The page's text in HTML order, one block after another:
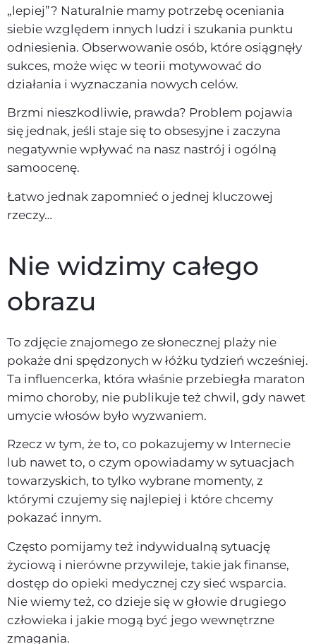
„lepiej”? Naturalnie mamy potrzebę oceniania
siebie względem innych ludzi i szukania punktu
odniesienia. Obserwowanie osób, które osiągnęły
sukces, może więc w teorii motywować do
działania i wyznaczania nowych celów.
Brzmi nieszkodliwie, prawda? Problem pojawia
się jednak, jeśli staje się to obsesyjne i zaczyna
negatywnie wpływać na nasz nastrój i ogólną
samoocenę.
Łatwo jednak zapomnieć o jednej kluczowej
rzeczy…
Nie widzimy całego
obrazu
To zdjęcie znajomego ze słonecznej plaży nie
pokaże dni spędzonych w łóżku tydzień wcześniej.
Ta influencerka, która właśnie przebiegła maraton
mimo choroby, nie publikuje też chwil, gdy nawet
umycie włosów było wyzwaniem.
Rzecz w tym, że to, co pokazujemy w Internecie
lub nawet to, o czym opowiadamy w sytuacjach
towarzyskich, to tylko wybrane momenty, z
którymi czujemy się najlepiej i które chcemy
pokazać innym.
Często pomijamy też indywidualną sytuację
życiową i nierówne przywileje, takie jak finanse,
dostęp do opieki medycznej czy sieć wsparcia.
Nie wiemy też, co dzieje się w głowie drugiego
człowieka i jakie mogą być jego wewnętrzne
zmagania.